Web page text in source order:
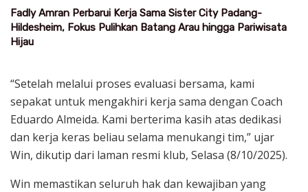
Fadly Amran Perbarui Kerja Sama Sister City Padang-
Hildesheim, Fokus Pulihkan Batang Arau hingga Pariwisata
Hijau
“Setelah melalui proses evaluasi bersama, kami
sepakat untuk mengakhiri kerja sama dengan Coach
Eduardo Almeida. Kami berterima kasih atas dedikasi
dan kerja keras beliau selama menukangi tim,” ujar
Win, dikutip dari laman resmi klub, Selasa (8/10/2025).
Win memastikan seluruh hak dan kewajiban yang